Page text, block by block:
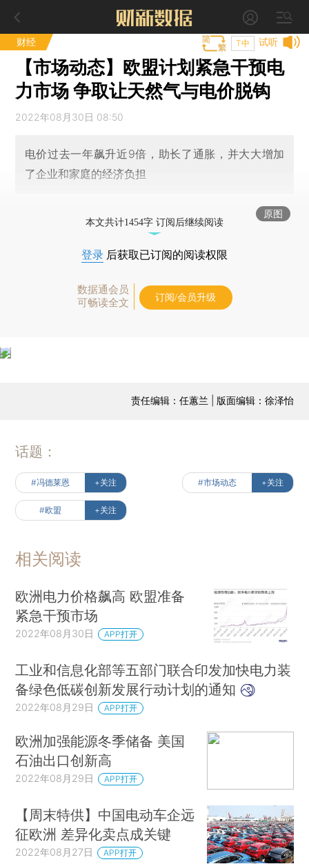
财经 试听
T中
【市场动态】欧盟计划紧急干预电
力市场 争取让天然气与电价脱钩
2022年08月30日 08:50
电价过去一年飙升近9倍，助长了通胀，并大大增加
了企业和家庭的经济负担
原图
本文共计1454字 订阅后继续阅读
登录 后获取已订阅的阅读权限
数据通会员
可畅读全文
订阅/会员升级
责任编辑：任蕙兰 | 版面编辑：徐泽怡
话题：
#冯德莱恩 +关注 #市场动态 +关注
#欧盟 +关注
相关阅读
欧洲电力价格飙高 欧盟准备
紧急干预市场
2022年08月30日 APP打开
工业和信息化部等五部门联合印发加快电力装
备绿色低碳创新发展行动计划的通知
2022年08月29日 APP打开
欧洲加强能源冬季储备 美国
石油出口创新高
2022年08月29日 APP打开
【周末特供】中国电动车企远
征欧洲 差异化卖点成关键
2022年08月27日 APP打开